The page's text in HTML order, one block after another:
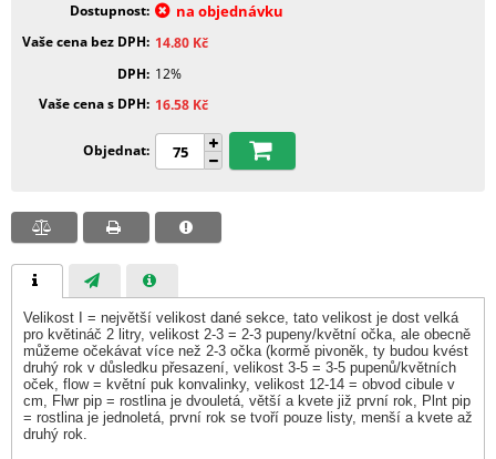
Dostupnost
na objednávku
Vaše cena bez DPH 14.80 Kč
DPH 12%
Vaše cena s DPH 16.58 Kč
Objednat
Velikost I = největší velikost dané sekce, tato velikost je dost velká
pro květináč 2 litry, velikost 2-3 = 2-3 pupeny/květní očka, ale obecně
můžeme očekávat více než 2-3 očka (kormě pivoněk, ty budou kvést
druhý rok v důsledku přesazení, velikost 3-5 = 3-5 pupenů/květních
oček, flow = květní puk konvalinky, velikost 12-14 = obvod cibule v
cm, Flwr pip = rostlina je dvouletá, větší a kvete již první rok, Plnt pip
= rostlina je jednoletá, první rok se tvoří pouze listy, menší a kvete až
druhý rok.